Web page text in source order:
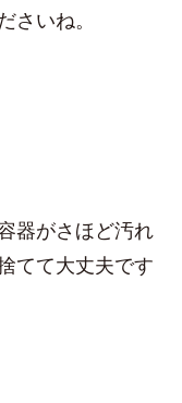
さいね。
器がさほど汚れ
てて大丈夫です